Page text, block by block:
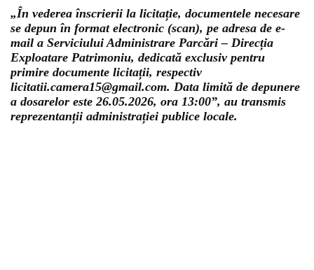
„În vederea înscrierii la licitație, documentele necesare
se depun în format electronic (scan), pe adresa de e-
mail a Serviciului Administrare Parcări – Direcția
Exploatare Patrimoniu, dedicată exclusiv pentru
primire documente licitații, respectiv
licitatii.camera15@gmail.com. Data limită de depunere
a dosarelor este 26.05.2026, ora 13:00”, au transmis
reprezentanții administrației publice locale.